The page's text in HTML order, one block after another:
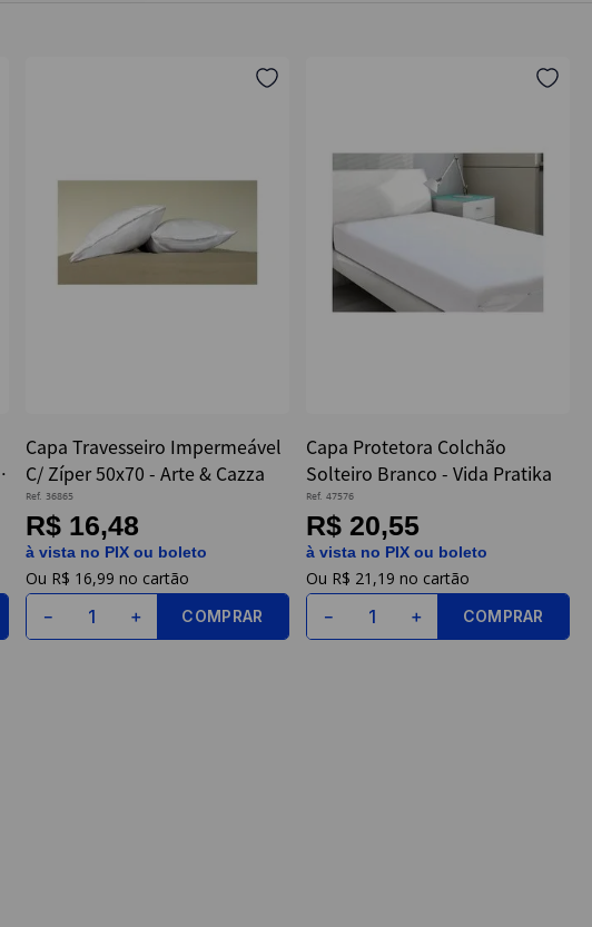
Capa Travesseiro Impermeável
C/ Zíper 50x70 - Arte & Cazza
Ref. 36865
R$ 16,48
à vista no PIX ou boleto
R$ 16,99
＋
－ COMPRAR
Capa Protetora Colchão
Solteiro Branco - Vida Pratika
Ref. 47576
R$ 20,55
à vista no PIX ou boleto
R$ 21 ,19
＋
－ COMPRAR